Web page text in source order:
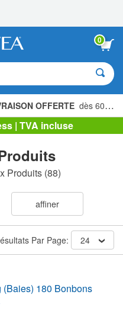
0
OFFERTE dès 60,00 € »
| TVA incluse
Produits(88)
affiner
Par Page: 24
(Baies) 180 Bonbons